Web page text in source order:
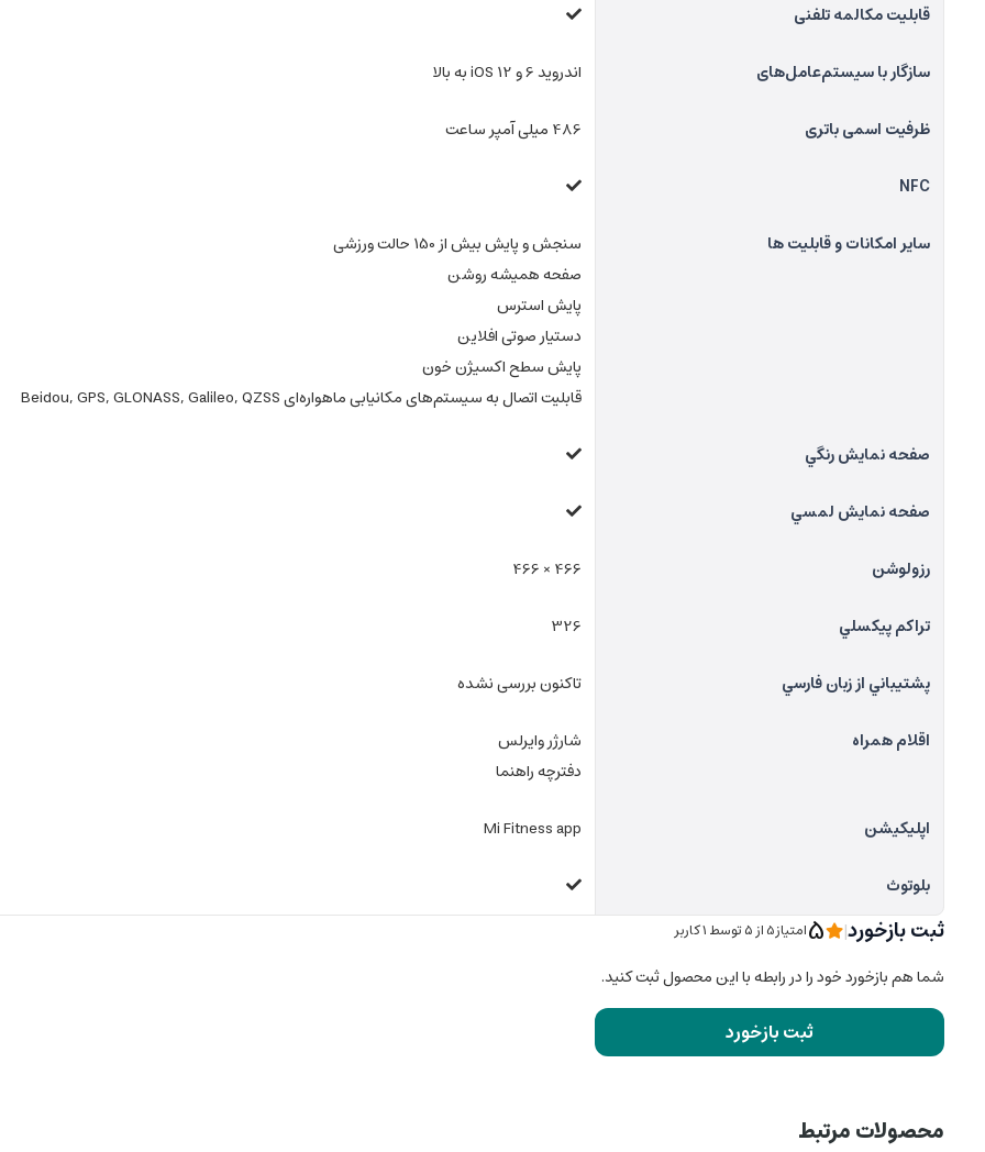
قابلیت مکالمه تلفنی
سازگار با سیستم‌عامل‌های اندروید 6 و iOS 12 به بالا
ظرفیت اسمی باتری 486 میلی آمپر ساعت
NFC
سایر امکانات و قابلیت ها
سنجش و پایش بیش از 150 حالت ورزشی
صفحه همیشه روشن
پایش استرس
دستیار صوتی افلاین
پایش سطح اکسیژن خون
قابلیت اتصال به سیستم‌های مکانیابی ماهواره‌ای Beidou, GPS, GLONASS, Galileo, QZSS
صفحه نمايش رنگي
صفحه نمايش لمسي
رزولوشن 466 × 466
تراکم پيکسلي 326
پشتيباني از زبان فارسي تاکنون بررسی نشده
اقلام همراه
شارژر وایرلس
دفترچه راهنما
اپلیکیشن Mi Fitness app
بلوتوث
ثبت بازخورد|
5امتیاز5 از ۵ توسط 1 کاربر
شما هم بازخورد خود را در رابطه با این محصول ثبت کنید.
ثبت بازخورد
محصولات مرتبط